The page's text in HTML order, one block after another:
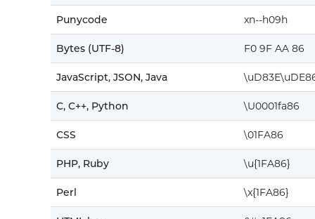
Punycode xn--h09h
Bytes (UTF-8) F0 9F AA 86
JavaScript, JSON, Java
C, C++, Python \U0001fa86
CSS \01FA86
PHP, Ruby \u{1FA86}
Perl \x{1FA86}